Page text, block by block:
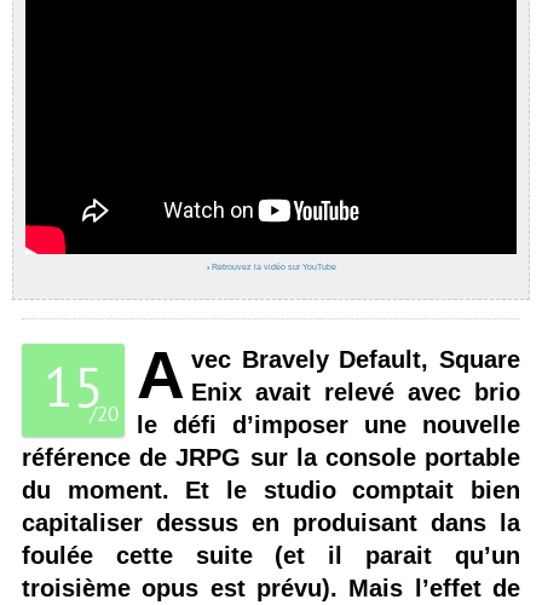
› Retrouvez la vidéo sur YouTube
15
/20
A vec Bravely Default, Square
Enix avait relevé avec brio
le défi d’imposer une nouvelle
référence de JRPG sur la console portable
du moment. Et le studio comptait bien
capitaliser dessus en produisant dans la
foulée cette suite (et il parait qu’un
troisième opus est prévu). Mais l’effet de